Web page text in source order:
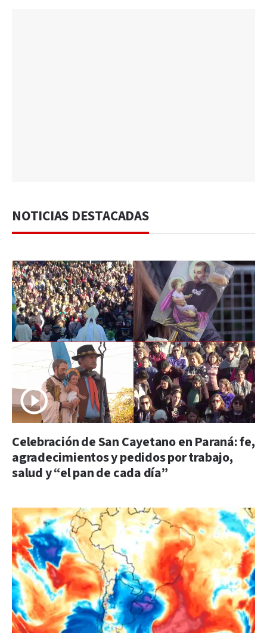
NOTICIAS DESTACADAS
Celebración de San Cayetano en Paraná: fe,
agradecimientos y pedidos por trabajo,
salud y “el pan de cada día”